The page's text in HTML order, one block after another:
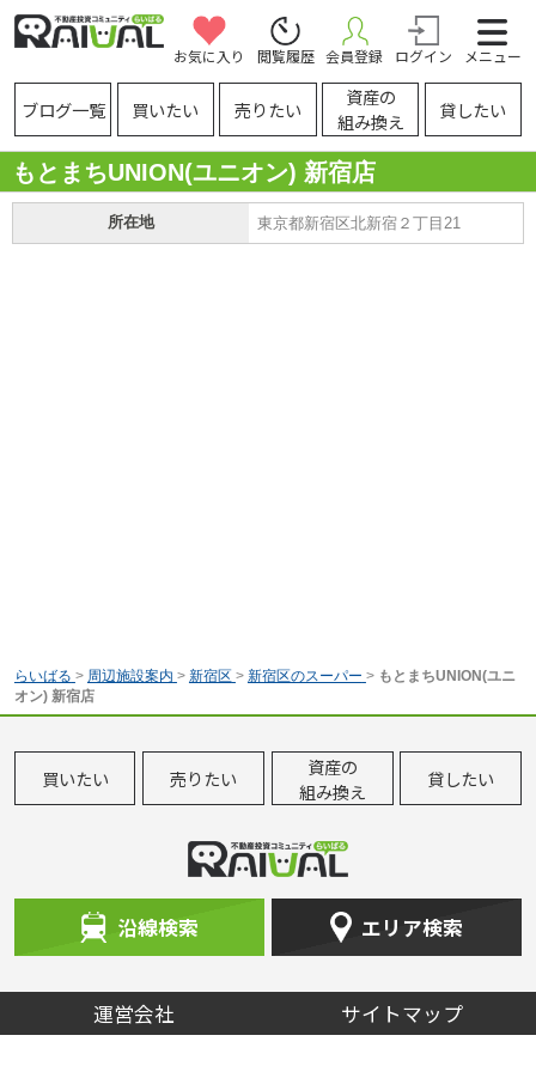
お気に入り 閲覧履歴 会員登録 ログイン メニュー
ブログ一覧 買いたい 売りたい
資産の
組み換え
貸したい
もとまちUNION(ユニオン) 新宿店
所在地 東京都新宿区北新宿２丁目21
らいばる > 周辺施設案内 > 新宿区 > 新宿区のスーパー > もとまちUNION(ユニ
オン) 新宿店
買いたい 売りたい
資産の
組み換え
貸したい
沿線検索 エリア検索
運営会社 サイトマップ